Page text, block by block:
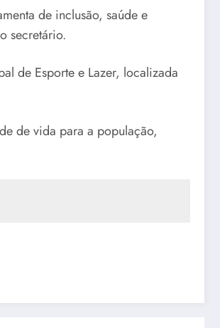
de inclusão, saúde e
secretário.
de Esporte e Lazer, localizada
de vida para a população,